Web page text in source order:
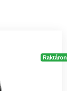
Raktáron